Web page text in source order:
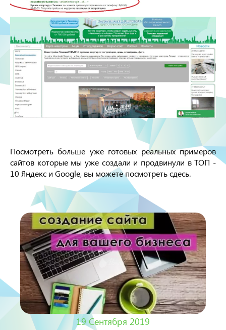
Посмотреть больше уже готовых реальных примеров
сайтов которые мы уже создали и продвинули в ТОП -
10 Яндекс и Google, вы можете посмотреть сдесь.
19 Сентября 2019